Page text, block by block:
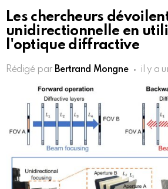
Les chercheurs
unidirectionnelle en
l'optique diffractive
Rédigé par Bertrand Mongne il y a